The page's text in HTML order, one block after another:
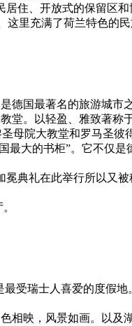
居住、开放式的保留区
这里充满了荷兰特色的
德国最著名的旅游城市之
堂。以轻盈、雅致著称
母院大教堂和罗马圣彼
最大的书柜”。它不仅
典礼在此举行所以又
受瑞士人喜爱的度假
相映，风景如画。以及